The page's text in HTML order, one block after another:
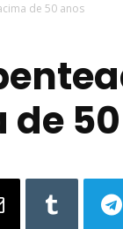
de 50 anos